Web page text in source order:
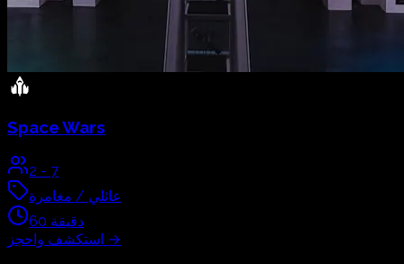
Space Wars
2 - 7
عائلي / مغامرة
60 دقيقة
استكشف واحجز →